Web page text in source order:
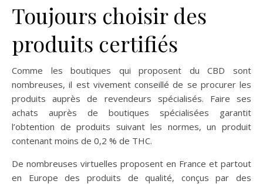
Toujours choisir des
produits certifiés
Comme les boutiques qui proposent du CBD sont
nombreuses, il est vivement conseillé de se procurer les
produits auprès de revendeurs spécialisés. Faire ses
achats auprès de boutiques spécialisées garantit
l’obtention de produits suivant les normes, un produit
contenant moins de 0,2 % de THC.
De nombreuses virtuelles proposent en France et partout
en Europe des produits de qualité, conçus par des